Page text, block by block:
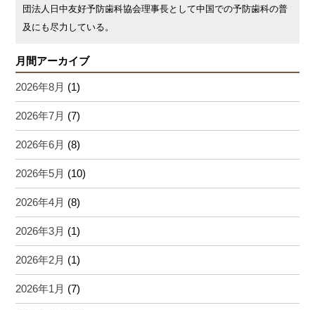
団法人日中友好予防歯科協会理事長として中国での予防歯科の普
及にも尽力している。
月間アーカイブ
2026年8月 (1)
2026年7月 (7)
2026年6月 (8)
2026年5月 (10)
2026年4月 (8)
2026年3月 (1)
2026年2月 (1)
2026年1月 (7)